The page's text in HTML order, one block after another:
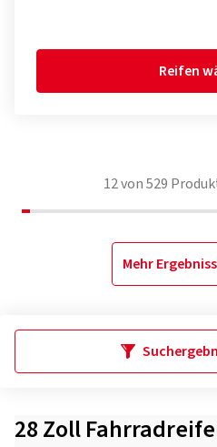
Reifen
12von529
Mehr
28 Zoll